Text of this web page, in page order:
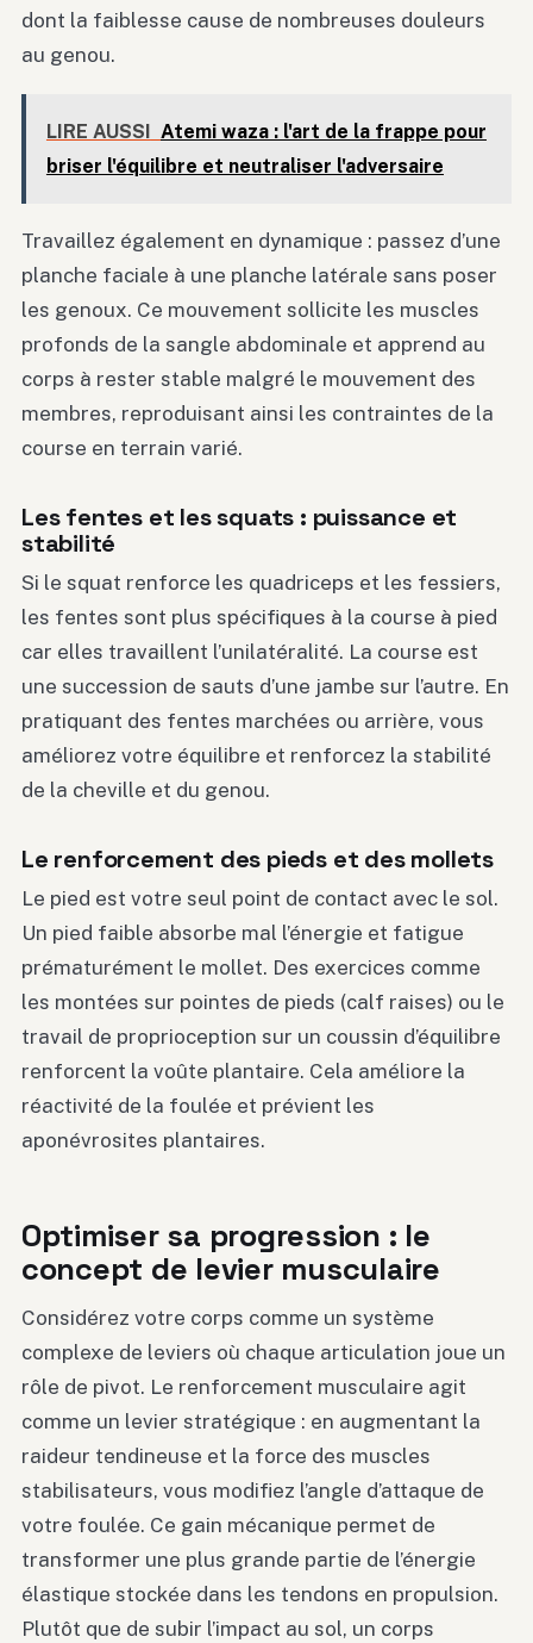
dont la faiblesse cause de nombreuses douleurs
au genou.
LIRE AUSSI Atemi waza : l'art de la frappe pour
briser l'équilibre et neutraliser l'adversaire
Travaillez également en dynamique : passez d’une
planche faciale à une planche latérale sans poser
les genoux. Ce mouvement sollicite les muscles
profonds de la sangle abdominale et apprend au
corps à rester stable malgré le mouvement des
membres, reproduisant ainsi les contraintes de la
course en terrain varié.
Les fentes et les squats : puissance et
stabilité
Si le squat renforce les quadriceps et les fessiers,
les fentes sont plus spécifiques à la course à pied
car elles travaillent l’unilatéralité. La course est
une succession de sauts d’une jambe sur l’autre. En
pratiquant des fentes marchées ou arrière, vous
améliorez votre équilibre et renforcez la stabilité
de la cheville et du genou.
Le renforcement des pieds et des mollets
Le pied est votre seul point de contact avec le sol.
Un pied faible absorbe mal l’énergie et fatigue
prématurément le mollet. Des exercices comme
les montées sur pointes de pieds (calf raises) ou le
travail de proprioception sur un coussin d’équilibre
renforcent la voûte plantaire. Cela améliore la
réactivité de la foulée et prévient les
aponévrosites plantaires.
Optimiser sa progression : le
concept de levier musculaire
Considérez votre corps comme un système
complexe de leviers où chaque articulation joue un
rôle de pivot. Le renforcement musculaire agit
comme un levier stratégique : en augmentant la
raideur tendineuse et la force des muscles
stabilisateurs, vous modifiez l’angle d’attaque de
votre foulée. Ce gain mécanique permet de
transformer une plus grande partie de l’énergie
élastique stockée dans les tendons en propulsion.
Plutôt que de subir l’impact au sol, un corps